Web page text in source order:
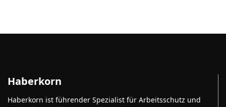
Haberkorn
Haberkorn ist führender Spezialist für Arbeitsschutz und